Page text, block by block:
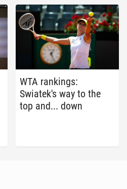
WTA rank­ings:
Swiatek's way to the
top and... down